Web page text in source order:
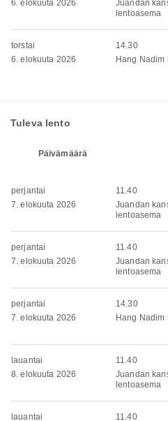
6. elokuuta 2026
Juandan
lentoasema
torstai
6. elokuuta 2026
14.30
Hang Nadim
Tuleva lento
Päivämäärä
perjantai
7. elokuuta 2026
11.40
Juandan
lentoasema
perjantai
7. elokuuta 2026
11.40
Juandan
lentoasema
perjantai
7. elokuuta 2026
14.30
Hang Nadim
lauantai
8. elokuuta 2026
11.40
Juandan
lentoasema
lauantai
11.40